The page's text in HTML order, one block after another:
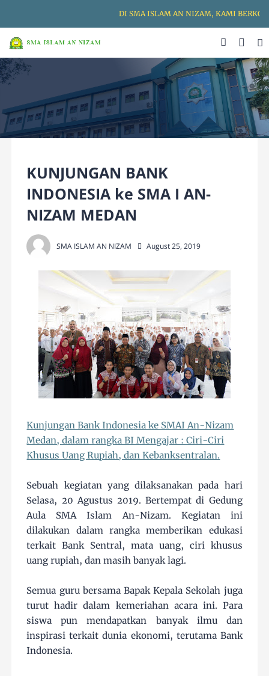
DI SMA ISLAM AN NIZAM, KAMI
KUNJUNGAN BANK
INDONESIA ke SMA I AN-
NIZAM MEDAN
SMA ISLAM AN NIZAM August 25, 2019
Kunjungan Bank Indonesia ke SMAI An-Nizam
Medan, dalam rangka BI Mengajar : Ciri-Ciri
Khusus Uang Rupiah, dan Kebanksentralan.
Sebuah kegiatan yang dilaksanakan pada hari
Selasa, 20 Agustus 2019. Bertempat di Gedung
Aula SMA Islam An-Nizam. Kegiatan ini
dilakukan dalam rangka memberikan edukasi
terkait Bank Sentral, mata uang, ciri khusus
uang rupiah, dan masih banyak lagi.
Semua guru bersama Bapak Kepala Sekolah juga
turut hadir dalam kemeriahan acara ini. Para
siswa pun mendapatkan banyak ilmu dan
inspirasi terkait dunia ekonomi, terutama Bank
Indonesia.